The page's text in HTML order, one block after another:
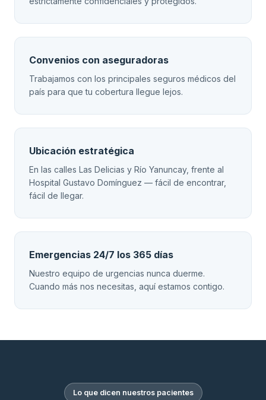
Convenios con aseguradoras
Trabajamos con los principales seguros médicos del
país para que tu cobertura llegue lejos.
Ubicación estratégica
En las calles Las Delicias y Río Yanuncay, frente al
Hospital Gustavo Domínguez — fácil de encontrar,
fácil de llegar.
Emergencias 24/7 los 365 días
Nuestro equipo de urgencias nunca duerme.
Cuando más nos necesitas, aquí estamos contigo.
Lo que dicen nuestros pacientes